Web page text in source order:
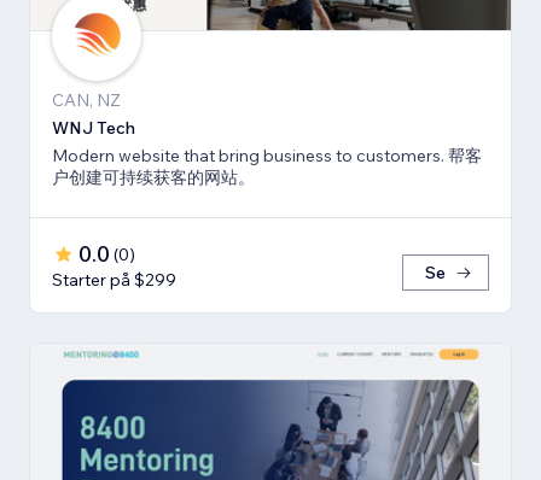
CAN, NZ
WNJ Tech
Modern website that bring business to customers. 帮客
户创建可持续获客的网站。
0.0 (0)
Starter på $299
Se